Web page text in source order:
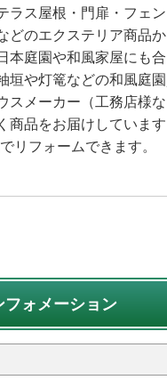
ラス屋根・門扉・フェ
どのエクステリア商品
本庭園や和風家屋にも
垣や灯篭などの和風庭
スメーカー（工務店様
商品をお届けしていま
リフォームできます。
ォメーション